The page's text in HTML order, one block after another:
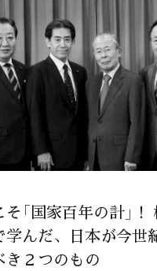
「国家百年の計」！
学んだ、日本が今世
き２つのもの